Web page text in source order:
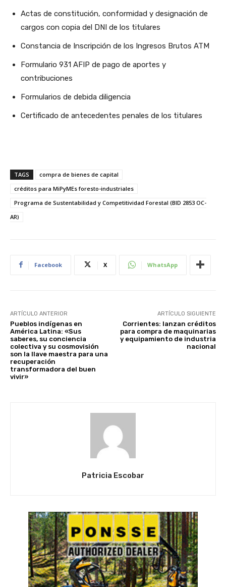
Actas de constitución, conformidad y designación de
cargos con copia del DNI de los titulares
Constancia de Inscripción de los Ingresos Brutos ATM
Formulario 931 AFIP de pago de aportes y
contribuciones
Formularios de debida diligencia
Certificado de antecedentes penales de los titulares
TAGS
compra de bienes de capital
créditos para MiPyMEs foresto-industriales
Programa de Sustentabilidad y Competitividad Forestal (BID 2853 OC-
AR)
Facebook X WhatsApp
ARTÍCULO ANTERIOR
Pueblos indígenas en
América Latina: «Sus
saberes, su conciencia
colectiva y su cosmovisión
son la llave maestra para una
recuperación
transformadora del buen
vivir»
ARTÍCULO SIGUIENTE
Corrientes: lanzan créditos
para compra de maquinarias
y equipamiento de industria
nacional
Patricia Escobar